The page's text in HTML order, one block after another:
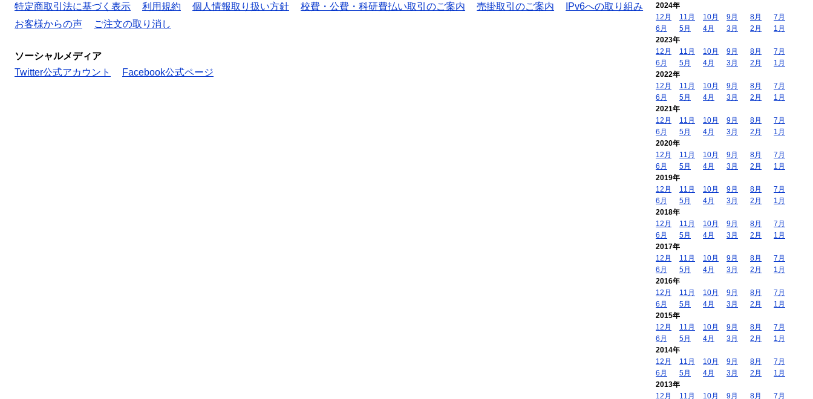
特定商取引法に基づく表示
利用規約 個人情報取り扱い方針 校費・公費・科研費払い取引のご案内 売掛取引のご案内
IPv6への取り組み
お客様からの声
ご注文の取り消し
ソーシャルメディア
Twitter公式アカウント
Facebook公式ページ
2024年
12月
11月 10月 9月 8月
7月
6月
5月 4月 3月 2月
1月
2023年
12月
11月 10月 9月 8月
7月
6月
5月 4月 3月 2月
1月
2022年
12月
11月 10月 9月 8月
7月
6月
5月 4月 3月 2月
1月
2021年
12月
11月 10月 9月 8月
7月
6月
5月 4月 3月 2月
1月
2020年
12月
11月 10月 9月 8月
7月
6月
5月 4月 3月 2月
1月
2019年
12月
11月 10月 9月 8月
7月
6月
5月 4月 3月 2月
1月
2018年
12月
11月 10月 9月 8月
7月
6月
5月 4月 3月 2月
1月
2017年
12月
11月 10月 9月 8月
7月
6月
5月 4月 3月 2月
1月
2016年
12月
11月 10月 9月 8月
7月
6月
5月 4月 3月 2月
1月
2015年
12月
11月 10月 9月 8月
7月
6月
5月 4月 3月 2月
1月
2014年
12月
11月 10月 9月 8月
7月
6月
5月 4月 3月 2月
1月
2013年
12月
11月 10月 9月 8月 7月